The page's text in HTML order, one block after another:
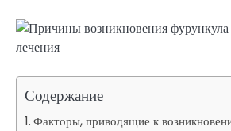
Содержание
Факторы, приводящие к